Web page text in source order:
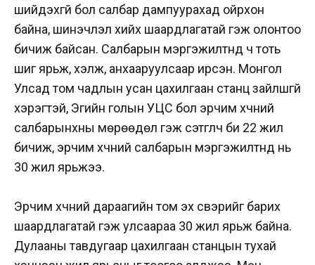
шийдэхгүй бол салбар дампуурахад ойрхон
байна, шинэчлэл хийх шаардлагатай гэж олонтоо
бичиж байсан. Салбарын мэргэжилтнүүд ч тоть
шиг ярьж, хэлж, анхааруулсаар ирсэн. Монгол
Улсад том чадлын усан цахилгаан станц зайлшгүй
хэрэгтэй, Эгийн голын УЦС бол эрчим хүчний
салбарынхны мөрөөдөл гэж сэтгүүлч би 22 жил
бичиж, эрчим хүчний салбарын мэргэжилтнүүд нь
30 жил ярьжээ.
Эрчим хүчний дараагийн том эх үүсвэрийг барих
шаардлагатай гэж улсаараа 30 жил ярьж байна.
Дулааны тавдугаар цахилгаан станцын тухай